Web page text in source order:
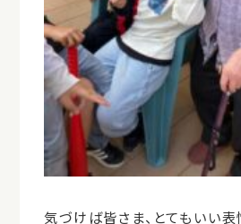
気づけば皆さま、とてもいい